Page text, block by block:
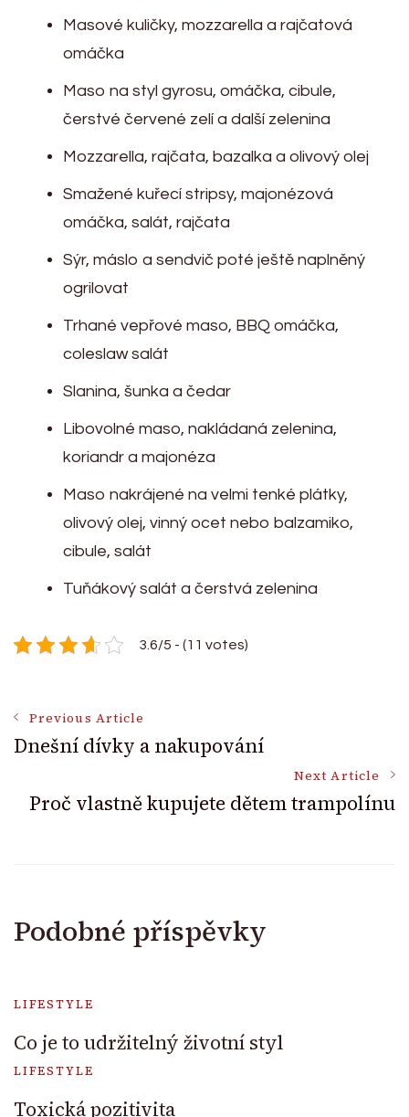
Masové kuličky, mozzarella a rajčatová
omáčka
Maso na styl gyrosu, omáčka, cibule,
čerstvé červené zelí a další zelenina
Mozzarella, rajčata, bazalka a olivový olej
Smažené kuřecí stripsy, majonézová
omáčka, salát, rajčata
Sýr, máslo a sendvič poté ještě naplněný
ogrilovat
Trhané vepřové maso, BBQ omáčka,
coleslaw salát
Slanina, šunka a čedar
Libovolné maso, nakládaná zelenina,
koriandr a majonéza
Maso nakrájené na velmi tenké plátky,
olivový olej, vinný ocet nebo balzamiko,
cibule, salát
Tuňákový salát a čerstvá zelenina
3.6/5 - (11 votes)
Post
Navigation
Previous Article
Dnešní dívky a nakupování
Next Article
Proč vlastně kupujete dětem trampolínu
Podobné příspěvky
LIFESTYLE
Co je to udržitelný životní styl
LIFESTYLE
Toxická pozitivita